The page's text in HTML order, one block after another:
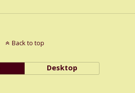
Back to top
Desktop